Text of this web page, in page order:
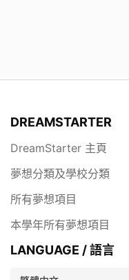
DREAMSTARTER
DreamStarter 主頁
夢想分類及學校分類
所有夢想項目
本學年所有夢想項目
LANGUAGE / 語言